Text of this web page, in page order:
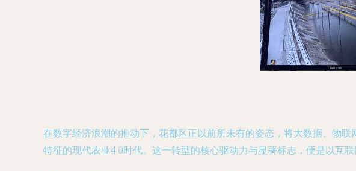
在数字经济浪潮的推动下，花都区正以前所未有的姿态，将大数据、物
特征的现代农业4.0时代。这一转型的核心驱动力与显著标志，便是以互